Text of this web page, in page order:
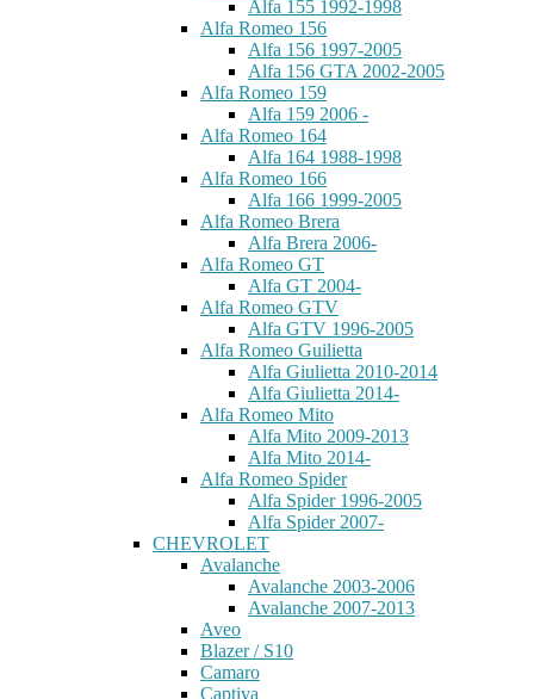
Alfa 155 1992-1998
Alfa Romeo 156
Alfa 156 1997-2005
Alfa 156 GTA 2002-2005
Alfa Romeo 159
Alfa 159 2006 -
Alfa Romeo 164
Alfa 164 1988-1998
Alfa Romeo 166
Alfa 166 1999-2005
Alfa Romeo Brera
Alfa Brera 2006-
Alfa Romeo GT
Alfa GT 2004-
Alfa Romeo GTV
Alfa GTV 1996-2005
Alfa Romeo Guilietta
Alfa Giulietta 2010-2014
Alfa Giulietta 2014-
Alfa Romeo Mito
Alfa Mito 2009-2013
Alfa Mito 2014-
Alfa Romeo Spider
Alfa Spider 1996-2005
Alfa Spider 2007-
CHEVROLET
Avalanche
Avalanche 2003-2006
Avalanche 2007-2013
Aveo
Blazer / S10
Camaro
Captiva